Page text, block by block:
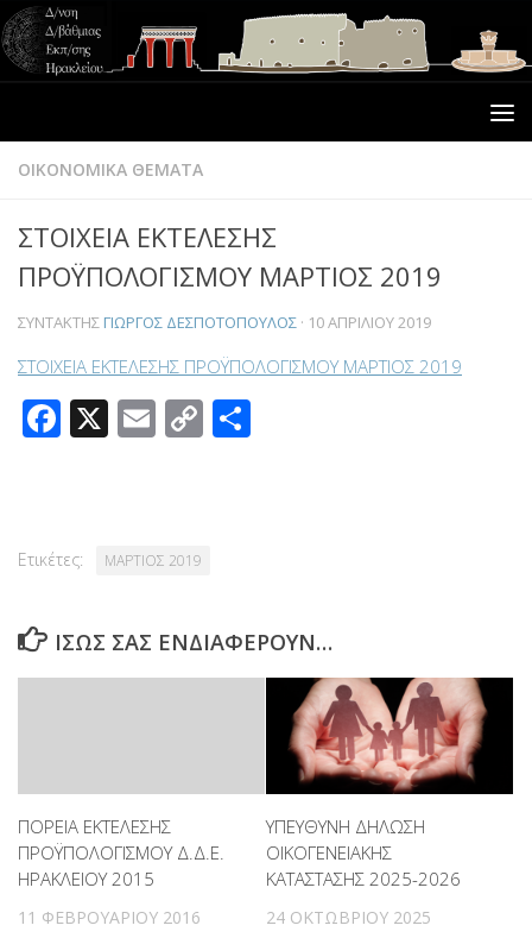
ΟΙΚΟΝΟΜΙΚΑ ΘΕΜΑΤΑ
ΣΤΟΙΧΕΙΑ ΕΚΤΕΛΕΣΗΣ
ΠΡΟΫΠΟΛΟΓΙΣΜΟΥ ΜΑΡΤΙΟΣ 2019
ΣΥΝΤΆΚΤΗΣ ΓΙΏΡΓΟΣ ΔΕΣΠΟΤΌΠΟΥΛΟΣ · 10 ΑΠΡΙΛΊΟΥ 2019
ΣΤΟΙΧΕΙΑ ΕΚΤΕΛΕΣΗΣ ΠΡΟΫΠΟΛΟΓΙΣΜΟΥ ΜΑΡΤΙΟΣ 2019
Facebook
X Email
Copy
Ετικέτες: ΜΑΡΤΙΟΣ 2019
ΊΣΩΣ ΣΑΣ ΕΝΔΙΑΦΈΡΟΥΝ…
ΠΟΡΕΙΑ ΕΚΤΕΛΕΣΗΣ
ΠΡΟΫΠΟΛΟΓΙΣΜΟΥ Δ.Δ.Ε.
ΗΡΑΚΛΕΙΟΥ 2015
11 ΦΕΒΡΟΥΑΡΊΟΥ 2016
ΥΠΕΥΘΥΝΗ ΔΗΛΩΣΗ
ΟΙΚΟΓΕΝΕΙΑΚΗΣ
ΚΑΤΑΣΤΑΣΗΣ 2025-2026
24 ΟΚΤΩΒΡΊΟΥ 2025